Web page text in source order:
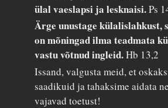
ülal vaeslapsi ja lesknaisi.Ps
Ärge unustage külalislahkust,
on mõningad ilma teadmata
vastu võtnud ingleid.Hb 13,2
Issand, valgusta meid, et
saadikuid ja tahaksime aidata
vajavad toetust!